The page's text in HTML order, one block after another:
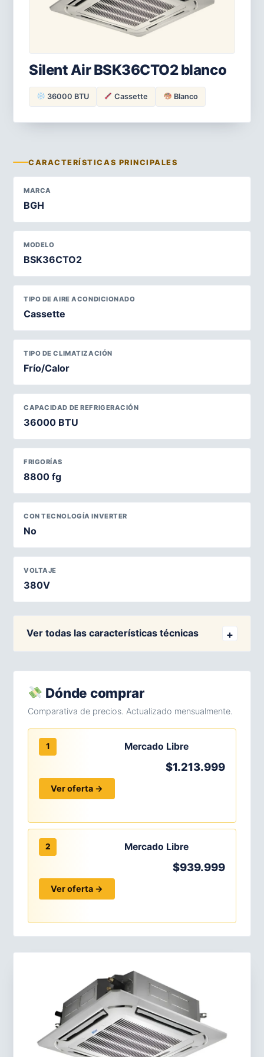
Silent Air BSK36CTO2 blanco
36000 BTU Cassette Blanco
CARACTERÍSTICAS PRINCIPALES
MARCA
BGH
MODELO
BSK36CTO2
TIPO DE AIRE ACONDICIONADO
Cassette
TIPO DE CLIMATIZACIÓN
Frío/Calor
CAPACIDAD DE REFRIGERACIÓN
36000 BTU
FRIGORÍAS
8800 fg
CON TECNOLOGÍA INVERTER
No
VOLTAJE
380V
Ver todas las características técnicas
Dónde comprar
Comparativa de precios. Actualizado mensualmente.
1 Mercado Libre
$1.213.999
Ver oferta →
2 Mercado Libre
$939.999
Ver oferta →